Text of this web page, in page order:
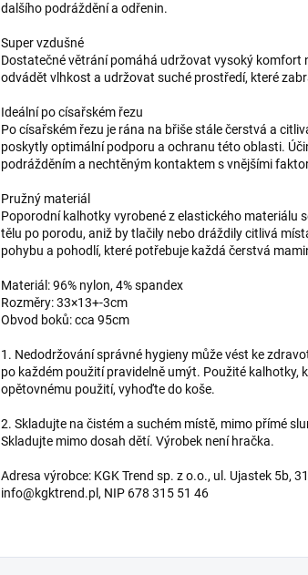
dalšího podráždění a odřenin.
Super vzdušné
Dostatečné větrání pomáhá udržovat vysoký komfort
odvádět vlhkost a udržovat suché prostředí, které
Ideální po císařském řezu
Po císařském řezu je rána na břiše stále čerstvá a
poskytly optimální podporu a ochranu této oblasti.
podrážděním a nechtěným kontaktem s vnějšími
Pružný materiál
Poporodní kalhotky vyrobené z elastického materiálu
tělu po porodu, aniž by tlačily nebo dráždily citlivá
pohybu a pohodlí, které potřebuje každá čerstvá
Materiál: 96% nylon, 4% spandex
Rozměry: 33×13+-3cm
Obvod boků: cca 95cm
1. Nedodržování správné hygieny může vést ke
po každém použití pravidelně umýt. Použité kalhotky,
opětovnému použití, vyhoďte do koše.
2. Skladujte na čistém a suchém místě, mimo přímé
Skladujte mimo dosah dětí. Výrobek není hračka.
Adresa výrobce: KGK Trend sp. z o.o., ul. Ujastek 5b,
info@kgktrend.pl, NIP 678 315 51 46